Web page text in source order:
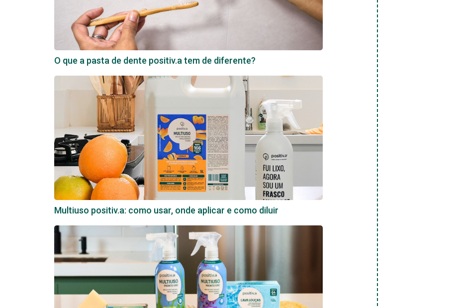
O que a pasta de dente positiv.a tem de diferente?
Multiuso positiv.a: como usar, onde aplicar e como diluir